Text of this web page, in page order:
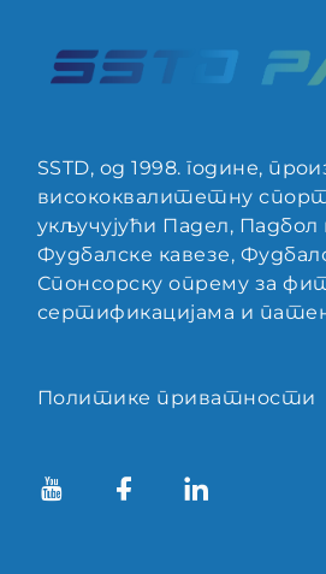
SSTD, од 1998. године,
висококвалитетну
укључујући Падел,
Фудбалске кавезе,
Спонсорску опрему за
сертификацијама и
Политике приватности